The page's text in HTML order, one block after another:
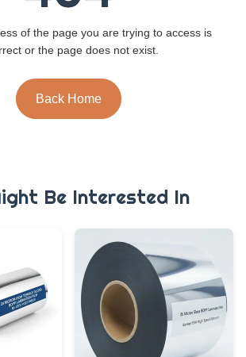
of the page you are trying to access is
or the page does not exist.
Back Home
Be Interested In